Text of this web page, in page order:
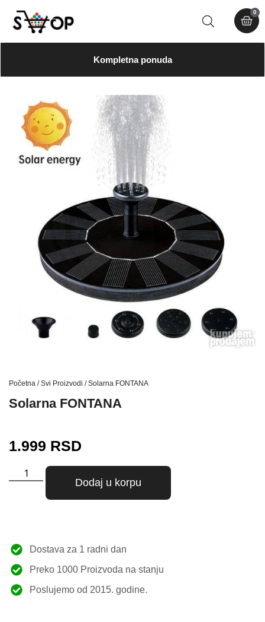
0
Kompletna ponuda
Početna /Svi Proizvodi / Solarna FONTANA
Solarna FONTANA
1.999 RSD
Dodaj u korpu
Dostava za 1 radni dan
Preko 1000 Proizvoda na stanju
Poslujemo od 2015. godine.